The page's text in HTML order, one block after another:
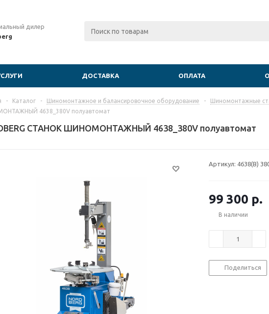
дилер
ДОСТАВКА ОПЛАТА
- Каталог - Шиномонтажное и балансировочное оборудование - Шиномонтажные
4638_380V полуавтомат
СТАНОК ШИНОМОНТАЖНЫЙ 4638_380V полуавтомат
Артикул: 4638(B)
99 300 р.
В наличии
Поделиться